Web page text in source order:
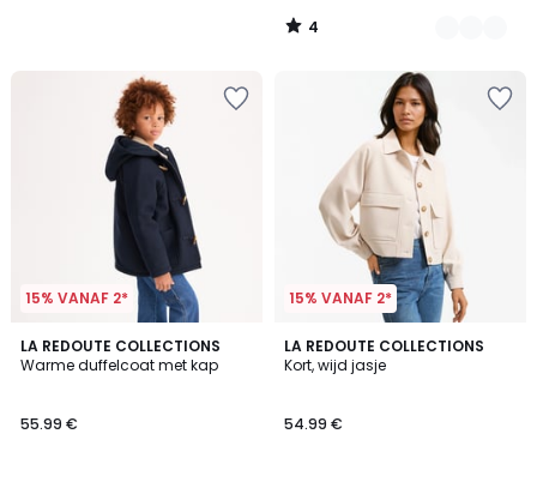
4
/
15% VANAF 2*
LA REDOUTE COLLECTIONS
Warme duffelcoat met kap
55.99 €
4
/
15% VANAF 2*
LA REDOUTE COLLECTIONS
Kort, wijd jasje
54.99 €
5
/
2
Kleuren